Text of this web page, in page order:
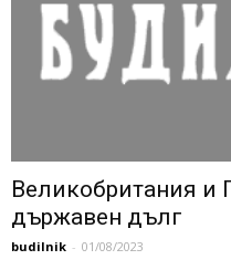
Великобритания и
държавен дълг
budilnik - 01/08/2023